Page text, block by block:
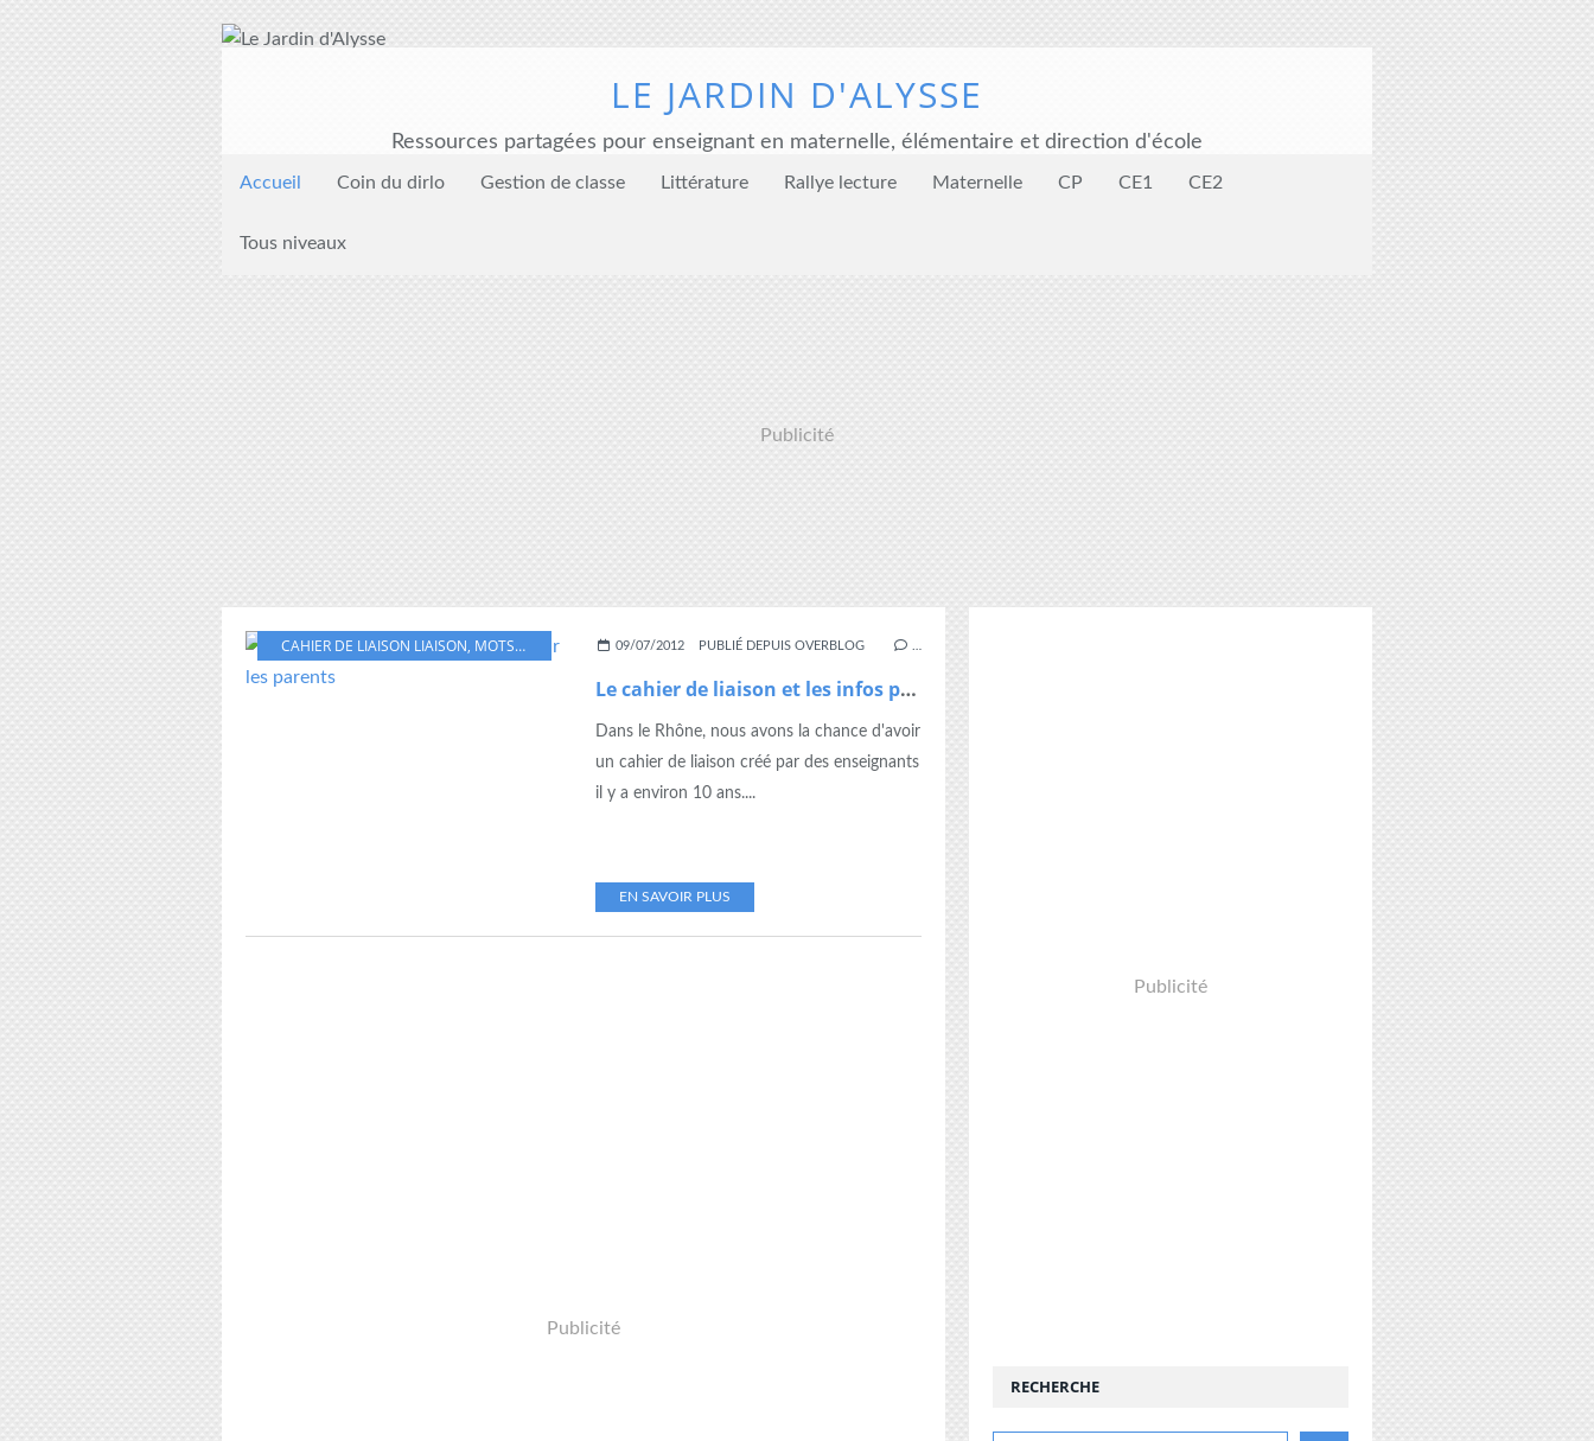
LE JARDIN D'ALYSSE
Ressources partagées pour enseignant en maternelle, élémentaire et direction d'école
Accueil Coin du dirlo Gestion de classe Littérature Rallye lecture Maternelle CP CE1 CE2
Tous niveaux
Publicité
CAHIER DE LIAISON LIAISON, MOTS,PARENTS RÉUNION
09/07/2012 PUBLIÉ DEPUIS OVERBLOG
Le cahier de liaison et les infos pour les parents
Dans le Rhône, nous avons la chance d'avoir
un cahier de liaison créé par des enseignants
il y a environ 10 ans....
EN SAVOIR PLUS
Publicité
Publicité
RECHERCHE